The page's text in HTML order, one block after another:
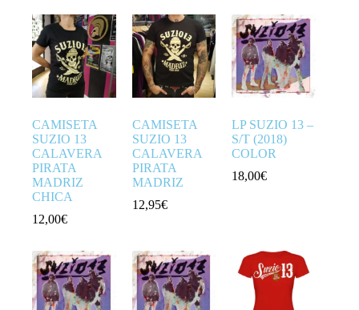
CAMISETA
SUZIO 13
CALAVERA
PIRATA
MADRIZ
CHICA
12,00€
CAMISETA
SUZIO 13
CALAVERA
PIRATA
MADRIZ
12,95€
LP SUZIO 13 –
S/T (2018)
COLOR
18,00€